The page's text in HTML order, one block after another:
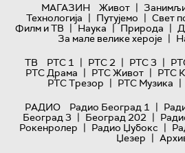
МАГАЗИН
Живот |
Технологијa | Путујемо | Свет
Филм и ТВ | Наука | Природа |
За мале велике хероје |
ТВ
РТС 1 | РТС 2 | РТС 3 |
РТС Драма | РТС Живот | РТС
РТС Трезор | РТС Музика |
РАДИО
Радио Београд 1 |
Београд 3 | Београд 202 |
Рокенролер | Радио Џубокс |
Џезер |